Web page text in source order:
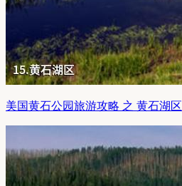
美国黄石公园旅游攻略 之 黄石湖区